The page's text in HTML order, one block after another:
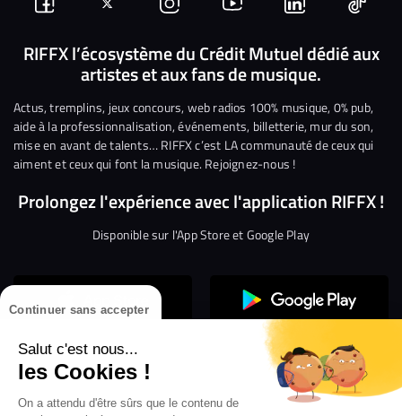
Continuer sans accepter
Salut c'est nous...
les Cookies !
On a attendu d'être sûrs que le contenu de
Suivez-
nous
Facebook
Suivez-
nous
sur
Twitter
Nous
rejoindre
sur
Instagram
Nous
rejoindre
sur
YouTube
Nous
rejoindre
sur
Linkedin
Nous
RIFFX l’écosystème du Crédit Mutuel dédié aux
artistes et aux fans de musique.
Actus, tremplins, jeux concours, web radios 100% musique, 0% pub,
aide à la professionnalisation, événements, billetterie, mur du son,
mise en avant de talents… RIFFX c’est LA communauté de ceux qui
aiment et ceux qui font la musique. Rejoignez-nous !
Prolongez l'expérience avec l'application RIFFX !
Disponible sur l'App Store et Google Play
Confidentialité Gestion des cookies